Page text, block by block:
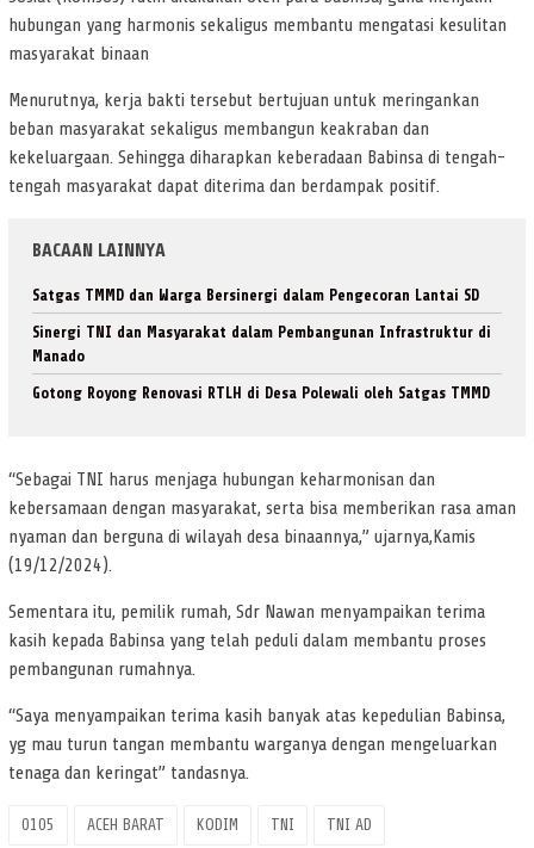
hubungan yang harmonis sekaligus membantu mengatasi kesulitan
masyarakat binaan
Menurutnya, kerja bakti tersebut bertujuan untuk meringankan
beban masyarakat sekaligus membangun keakraban dan
kekeluargaan. Sehingga diharapkan keberadaan Babinsa di tengah-
tengah masyarakat dapat diterima dan berdampak positif.
BACAAN LAINNYA
Satgas TMMD dan Warga Bersinergi dalam Pengecoran Lantai SD
Sinergi TNI dan Masyarakat dalam Pembangunan Infrastruktur di
Manado
Gotong Royong Renovasi RTLH di Desa Polewali oleh Satgas TMMD
“Sebagai TNI harus menjaga hubungan keharmonisan dan
kebersamaan dengan masyarakat, serta bisa memberikan rasa aman
nyaman dan berguna di wilayah desa binaannya,” ujarnya,Kamis
(19/12/2024).
Sementara itu, pemilik rumah, Sdr Nawan menyampaikan terima
kasih kepada Babinsa yang telah peduli dalam membantu proses
pembangunan rumahnya.
“Saya menyampaikan terima kasih banyak atas kepedulian Babinsa,
yg mau turun tangan membantu warganya dengan mengeluarkan
tenaga dan keringat” tandasnya.
0105 ACEH BARAT KODIM TNI TNI AD